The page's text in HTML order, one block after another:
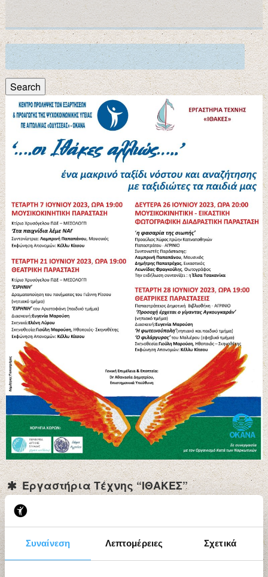
Συναίνεση Λεπτομέρειες Σχετικά
Search
for:
Search
Εργαστήρια Τέχνης “ΙΘΑΚΕΣ”